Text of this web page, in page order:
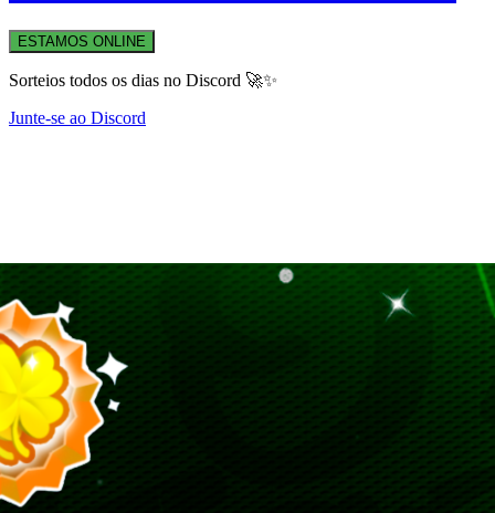
ESTAMOS ONLINE
Sorteios todos os dias no Discord 🚀✨
Junte-se ao Discord